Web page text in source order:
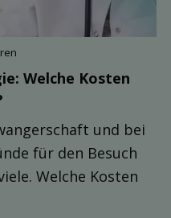
Welche Kosten
und bei
für den Besuch
Welche Kosten